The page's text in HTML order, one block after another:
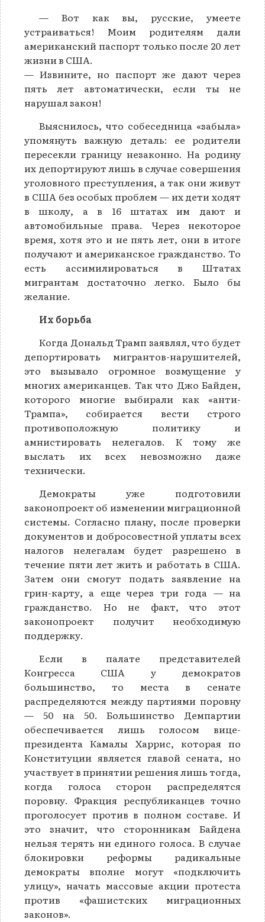
— Вот как вы, русские, умеете
устраиваться! Моим родителям дали
американский паспорт только после 20 лет
жизни в США.
— Извините, но паспорт же дают через
пять лет автоматически, если ты не
нарушал закон!
Выяснилось, что собеседница «забыла»
упомянуть важную деталь: ее родители
пересекли границу незаконно. На родину
их депортируют лишь в случае совершения
уголовного преступления, а так они живут
в США без особых проблем — их дети ходят
в школу, а в 16 штатах им дают и
автомобильные права. Через некоторое
время, хотя это и не пять лет, они в итоге
получают и американское гражданство. То
есть ассимилироваться в Штатах
мигрантам достаточно легко. Было бы
желание.
Их борьба
Когда Дональд Трамп заявлял, что будет
депортировать мигрантов-нарушителей,
это вызывало огромное возмущение у
многих американцeв. Так что Джо Байден,
которого многие выбирали как «анти-
Трампа», собирается вести строго
противоположную политику и
амнистировать нелегалов. К тому же
выслать их всех невозможно даже
технически.
Демократы уже подготовили
законопроект об изменении миграционной
системы. Согласно плану, после проверки
документов и добросовестной уплаты всех
налогов нелегалам будет разрешено в
течение пяти лет жить и работать в США.
Затем они смогут подать заявление на
грин-карту, а еще через три года — на
гражданство. Но не факт, что этот
законопроект получит необходимую
поддержку.
Если в палате представителей
Конгресса США у демократов
большинство, то места в сенате
распределяются между партиями поровну
— 50 на 50. Большинство Демпартии
обеспечивается лишь голосом вице-
президента Камалы Харрис, которая по
Конституции является главой сената, но
участвует в принятии решения лишь тогда,
когда голоса сторон распределятся
поровну. Фракция республиканцев точно
проголосует против в полном составе. И
это значит, что сторонникам Байдена
нельзя терять ни единого голоса. В случае
блокировки реформы радикальные
демократы вполне могут «подключить
улицу», начать массовые акции протеста
против «фашистских миграционных
законов».